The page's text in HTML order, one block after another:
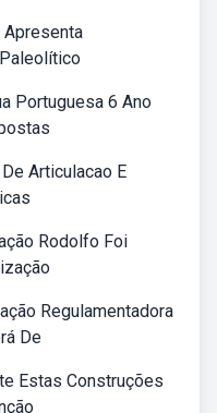
Apresenta
Portuguesa 6 Ano
Articulacao E
Rodolfo Foi
Regulamentadora
De
Estas Construções